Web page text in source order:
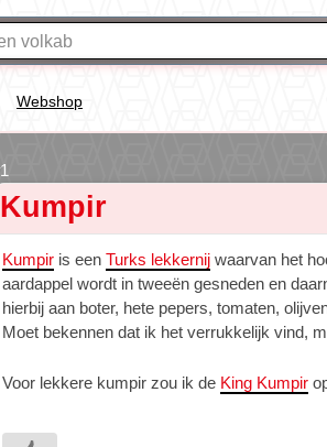
Webshop
Kumpir
Kumpir is een Turks lekkernij waarvan het
aardappel wordt in tweeën gesneden en
hierbij aan boter, hete pepers, tomaten,
Moet bekennen dat ik het verrukkelijk vind,
Voor lekkere kumpir zou ik de King Kumpir